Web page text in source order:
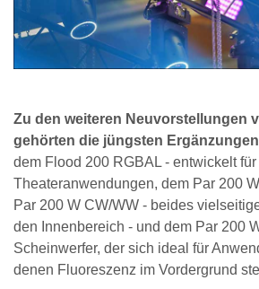
Zu den weiteren Neuvorstellungen
gehörten die jüngsten
dem Flood 200 RGBAL - entwickelt für
Theateranwendungen, dem Par 200
Par 200 W CW/WW - beides
den Innenbereich - und dem Par 200
Scheinwerfer, der sich ideal für
denen Fluoreszenz im Vordergrund